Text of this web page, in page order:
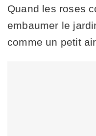
Quand les roses
embaumer le
comme un petit air